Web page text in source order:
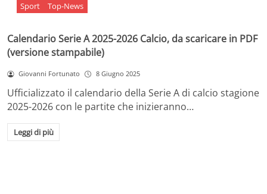
Sport Top-News
Calendario Serie A 2025-2026 Calcio, da scaricare in PDF
(versione stampabile)
Giovanni Fortunato 8 Giugno 2025
Ufficializzato il calendario della Serie A di calcio stagione
2025-2026 con le partite che inizieranno…
Leggi di più